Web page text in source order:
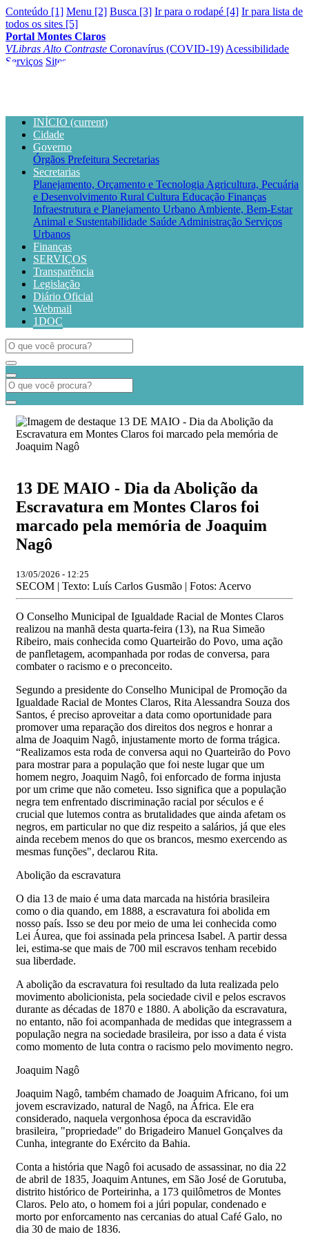
Conteúdo [1] Menu [2] Busca [3] Ir para o rodapé [4] Ir para lista de
todos os sites [5]
Portal Montes Claros
VLibras Alto Contraste Coronavírus (COVID-19) Acessibilidade
Serviços Sites
INÍCIO (current)
Cidade
Governo
Órgãos Prefeitura Secretarias
Secretarias
Planejamento, Orçamento e Tecnologia Agricultura, Pecuária
e Desenvolvimento Rural Cultura Educação Finanças
Infraestrutura e Planejamento Urbano Ambiente, Bem-Estar
Animal e Sustentabilidade Saúde Administração Serviços
Urbanos
Finanças
SERVIÇOS
Transparência
Legislação
Diário Oficial
Webmail
1DOC
13 DE MAIO - Dia da Abolição da
Escravatura em Montes Claros foi
marcado pela memória de Joaquim
Nagô
13/05/2026 - 12:25
SECOM | Texto: Luís Carlos Gusmão | Fotos: Acervo
O Conselho Municipal de Igualdade Racial de Montes Claros
realizou na manhã desta quarta-feira (13), na Rua Simeão
Ribeiro, mais conhecida como Quarteirão do Povo, uma ação
de panfletagem, acompanhada por rodas de conversa, para
combater o racismo e o preconceito.
Segundo a presidente do Conselho Municipal de Promoção da
Igualdade Racial de Montes Claros, Rita Alessandra Souza dos
Santos, é preciso aproveitar a data como oportunidade para
promover uma reparação dos direitos dos negros e honrar a
alma de Joaquim Nagô, injustamente morto de forma trágica.
“Realizamos esta roda de conversa aqui no Quarteirão do Povo
para mostrar para a população que foi neste lugar que um
homem negro, Joaquim Nagô, foi enforcado de forma injusta
por um crime que não cometeu. Isso significa que a população
negra tem enfrentado discriminação racial por séculos e é
crucial que lutemos contra as brutalidades que ainda afetam os
negros, em particular no que diz respeito a salários, já que eles
ainda recebem menos do que os brancos, mesmo exercendo as
mesmas funções", declarou Rita.
Abolição da escravatura
O dia 13 de maio é uma data marcada na história brasileira
como o dia quando, em 1888, a escravatura foi abolida em
nosso país. Isso se deu por meio de uma lei conhecida como
Lei Áurea, que foi assinada pela princesa Isabel. A partir dessa
lei, estima-se que mais de 700 mil escravos tenham recebido
sua liberdade.
A abolição da escravatura foi resultado da luta realizada pelo
movimento abolicionista, pela sociedade civil e pelos escravos
durante as décadas de 1870 e 1880. A abolição da escravatura,
no entanto, não foi acompanhada de medidas que integrassem a
população negra na sociedade brasileira, por isso a data é vista
como momento de luta contra o racismo pelo movimento negro.
Joaquim Nagô
Joaquim Nagô, também chamado de Joaquim Africano, foi um
jovem escravizado, natural de Nagô, na África. Ele era
considerado, naquela vergonhosa época da escravidão
brasileira, "propriedade" do Brigadeiro Manuel Gonçalves da
Cunha, integrante do Exército da Bahia.
Conta a história que Nagô foi acusado de assassinar, no dia 22
de abril de 1835, Joaquim Antunes, em São José de Gorutuba,
distrito histórico de Porteirinha, a 173 quilômetros de Montes
Claros. Pelo ato, o homem foi a júri popular, condenado e
morto por enforcamento nas cercanias do atual Café Galo, no
dia 30 de maio de 1836.